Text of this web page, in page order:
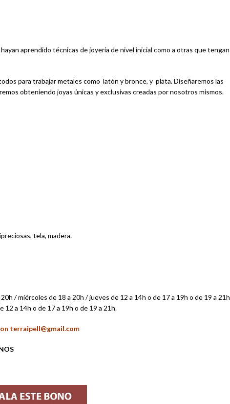
aprendido técnicas de joyería de nivel inicial como a otras que tengan
para trabajar metales como latón y bronce, y plata. Diseñaremos las
obteniendo joyas únicas y exclusivas creadas por nosotros mismos.
tela, madera.
/ miércoles de 18 a 20h / jueves de 12 a 14h o de 17 a 19h o de 19 a 21h
12 a 14h o de 17 a 19h o de 19 a 21h.
terraipell@gmail.com